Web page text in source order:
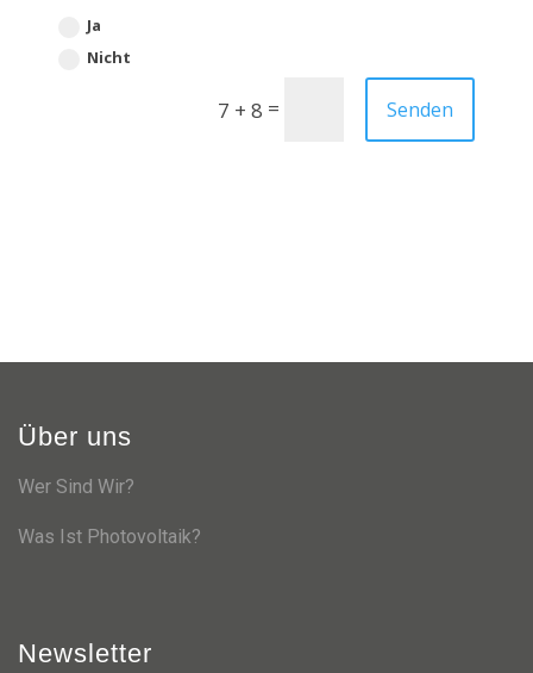
Ja
Nicht
7 + 8 = Senden
Über uns
Wer Sind Wir?
Was Ist Photovoltaik?
Newsletter